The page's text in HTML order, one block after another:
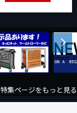
Next
特集ページをもっと見る